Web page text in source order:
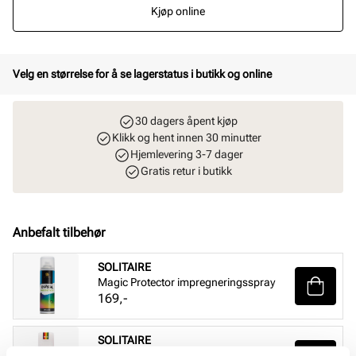
Kjøp online
Velg en størrelse for å se lagerstatus i butikk og online
30 dagers åpent kjøp
Klikk og hent innen 30 minutter
Hjemlevering 3-7 dager
Gratis retur i butikk
Anbefalt tilbehør
SOLITAIRE
Magic Protector impregneringsspray
Pris
169,-
SOLITAIRE